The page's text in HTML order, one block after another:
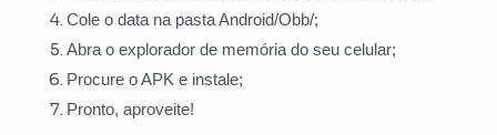
Cole o data na pasta Android/Obb/;
Abra o explorador de memória do seu celular;
Procure o APK e instale;
Pronto, aproveite!